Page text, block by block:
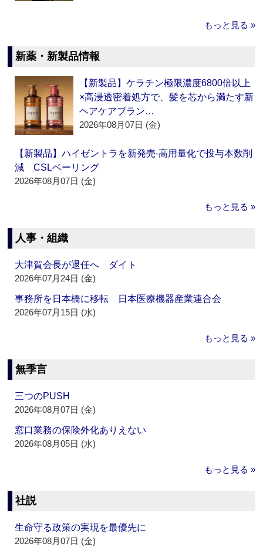
もっと見る »
新薬・新製品情報
【新製品】ケラチン極限濃度6800倍以上
×高浸透密着処方で、髪を芯から満たす新
ヘアケアブラン…
2026年08月07日 (金)
【新製品】ハイゼントラを新発売‐高用量化で投与本数削
減 CSLベーリング
2026年08月07日 (金)
もっと見る »
人事・組織
大津賀会長が退任へ ダイト
2026年07月24日 (金)
事務所を日本橋に移転 日本医療機器産業連合会
2026年07月15日 (水)
もっと見る »
無季言
三つのPUSH
2026年08月07日 (金)
窓口業務の保険外化ありえない
2026年08月05日 (水)
もっと見る »
社説
生命守る政策の実現を最優先に
2026年08月07日 (金)